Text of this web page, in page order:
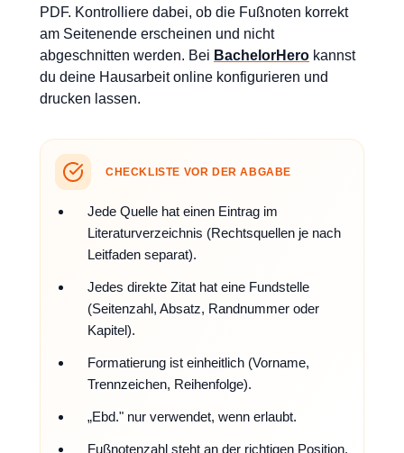
PDF. Kontrolliere dabei, ob die Fußnoten korrekt
am Seitenende erscheinen und nicht
abgeschnitten werden. Bei BachelorHero kannst
du deine Hausarbeit online konfigurieren und
drucken lassen.
CHECKLISTE VOR DER ABGABE
Jede Quelle hat einen Eintrag im
Literaturverzeichnis (Rechtsquellen je nach
Leitfaden separat).
Jedes direkte Zitat hat eine Fundstelle
(Seitenzahl, Absatz, Randnummer oder
Kapitel).
Formatierung ist einheitlich (Vorname,
Trennzeichen, Reihenfolge).
„Ebd." nur verwendet, wenn erlaubt.
Fußnotenzahl steht an der richtigen Position.